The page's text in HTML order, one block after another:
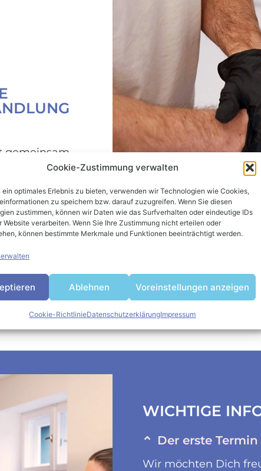
Cookie-Zustimmung verwalten
ein optimales Erlebnis zu bieten, verwenden wir Technologien wie Cookies,
zu speichern bzw. darauf zuzugreifen. Wenn Sie diesen
zustimmen, können wir Daten wie das Surfverhalten oder eindeutige IDs
Website verarbeiten. Wenn Sie Ihre Zustimmung nicht erteilen oder
können bestimmte Merkmale und Funktionen beeinträchtigt werden.
Ablehnen Voreinstellungen anzeigen
Cookie-RichtlinieDatenschutzerklärungImpressum
gemeinsam
im Rahmen
WICHTIGE
Der erste Termin
Wir möchten Dich